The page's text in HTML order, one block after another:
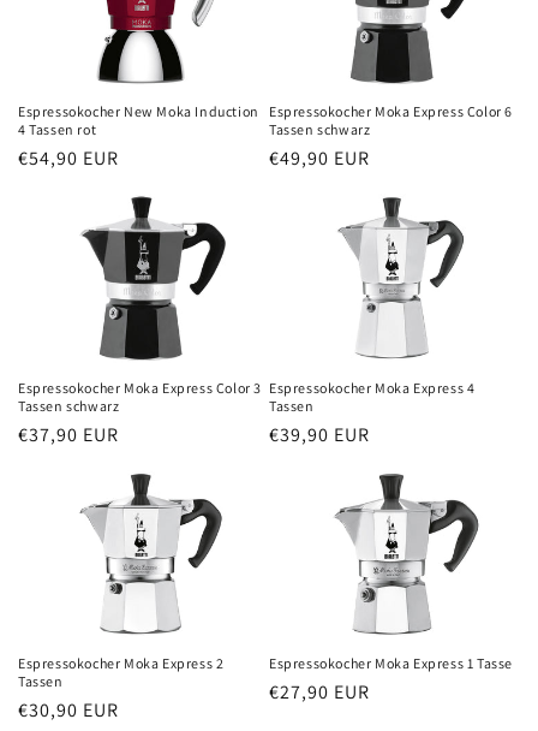
Espressokocher New Moka Induction
4 Tassen rot
Normaler
€54,90 EUR
Espressokocher Moka Express Color 6
Tassen schwarz
Normaler
€49,90 EUR
Espressokocher Moka Express Color 3
Tassen schwarz
Normaler
€37,90 EUR
Espressokocher Moka Express 4
Tassen
Normaler
€39,90 EUR
Espressokocher Moka Express 2
Tassen
Normaler
€30,90 EUR
Espressokocher Moka Express 1 Tasse
Normaler
€27,90 EUR